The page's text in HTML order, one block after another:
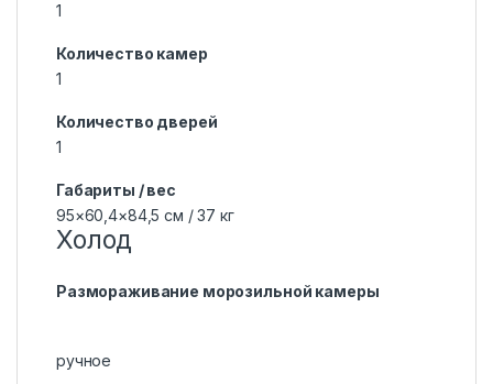
1
Количество камер
1
Количество дверей
1
Габариты / вес
95×60,4×84,5 см / 37 кг
Холод
Размораживание морозильной камеры
ручное